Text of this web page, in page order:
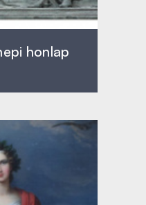
honlap